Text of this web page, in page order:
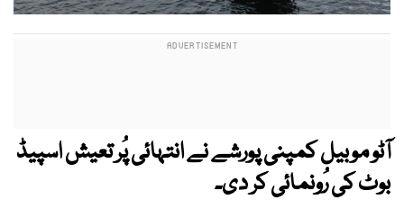
آٹو موبیل کمپنی پورشے نے انتہائی پُر تعیش اسپیڈ
بوٹ کی رُونمائی کر دی۔